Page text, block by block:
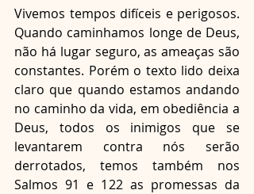
Vivemos tempos difíceis e perigosos.
Quando caminhamos longe de Deus,
não há lugar seguro, as ameaças são
constantes. Porém o texto lido deixa
claro que quando estamos andando
no caminho da vida, em obediência a
Deus, todos os inimigos que se
levantarem contra nós serão
derrotados, temos também nos
Salmos 91 e 122 as promessas da